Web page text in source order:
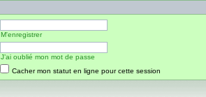
M'enregistrer
J’ai oublié mon mot de passe
Cacher mon statut en ligne pour cette session